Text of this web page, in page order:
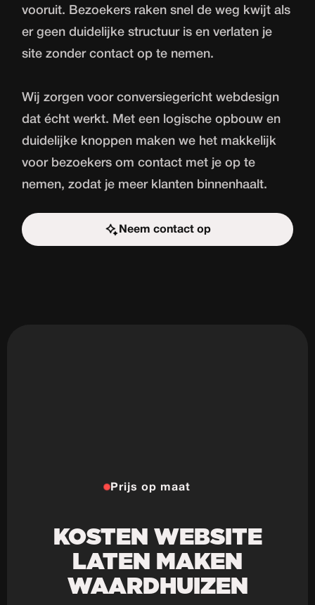
vooruit. Bezoekers raken snel de weg kwijt als
er geen duidelijke structuur is en verlaten je
site zonder contact op te nemen.
Wij zorgen voor conversiegericht webdesign
dat écht werkt. Met een logische opbouw en
duidelijke knoppen maken we het makkelijk
voor bezoekers om contact met je op te
nemen, zodat je meer klanten binnenhaalt.
Neem contact op
Start de uitdaging
Prijs op maat
KOSTEN WEBSITE
LATEN MAKEN
WAARDHUIZEN